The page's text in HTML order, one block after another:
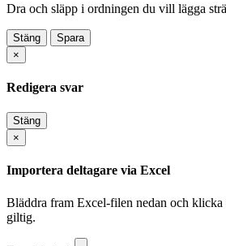
Dra och släpp i ordningen du vill lägga
Stäng
Spara
×
Redigera svar
Stäng
×
Importera deltagare via Excel
Bläddra fram Excel-filen nedan och klicka
giltig.